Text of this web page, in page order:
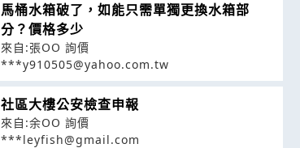
馬桶水箱破了，如能只需單獨更換水箱部
分？價格多少
來自:張OO 詢價
***y910505@yahoo.com.tw
社區大樓公安檢查申報
來自:余OO 詢價
***leyfish@gmail.com